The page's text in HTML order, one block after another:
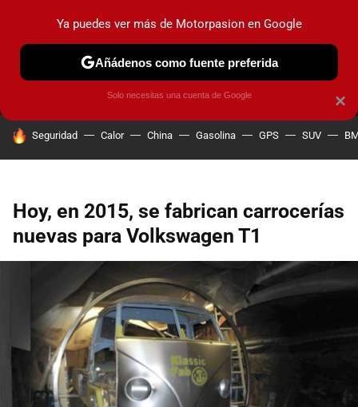
MENÚ NUEVO
COCHES ELÉCTRICOS OBSERVATORIO
HOY SE HABLA DE
Seguridad Calor China Gasolina GPS SUV
Hoy, en 2015, se fabrican carrocerías
nuevas para Volkswagen T1
×
Ya puedes ver más de Motorpasion en Google
Añádenos como fuente preferida
Solo necesitas una cuenta de Google